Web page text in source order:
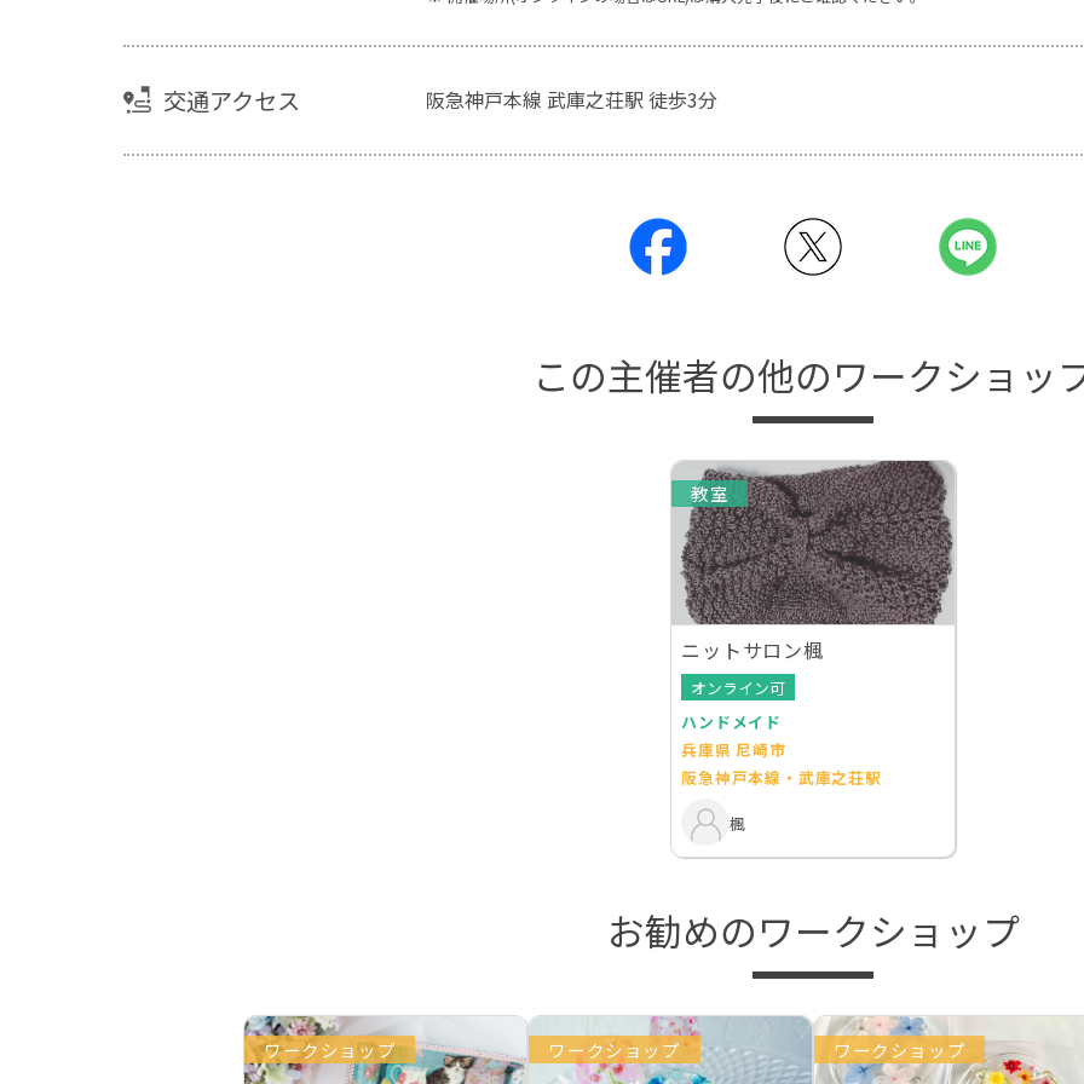
交通アクセス 阪急神戸本線 武庫之荘駅 徒歩3分
この主催者の他のワークショッ
教室
ニットサロン楓
オンライン可
ハンドメイド
兵庫県 尼崎市
阪急神戸本線・武庫之荘駅
楓
お勧めのワークショップ
ワークショップ ワークショップ ワークショップ